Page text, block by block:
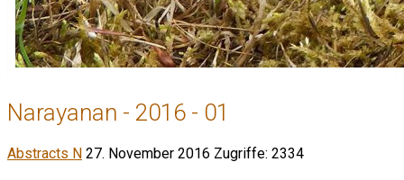
Narayanan - 2016 - 01
Abstracts N 27. November 2016 Zugriffe: 2334